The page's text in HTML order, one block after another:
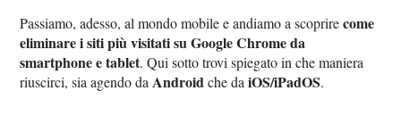
Passiamo, adesso, al mondo mobile e andiamo a scoprirecome
eliminare i siti più visitati su Google Chrome da
smartphone e tablet. Qui sotto trovi spiegato in che maniera
riuscirci, sia agendo daAndroidche daiOS/iPadOS.